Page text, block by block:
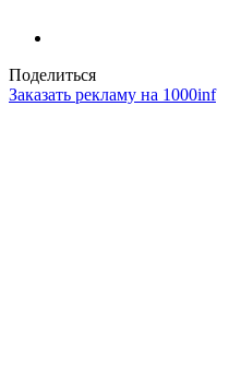
Поделиться
Заказать рекламу на 1000inf